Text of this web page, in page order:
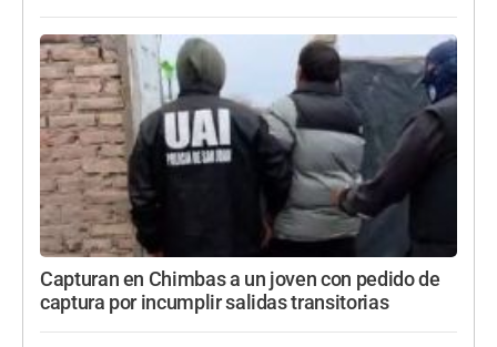
Capturan en Chimbas a un joven con pedido de
captura por incumplir salidas transitorias